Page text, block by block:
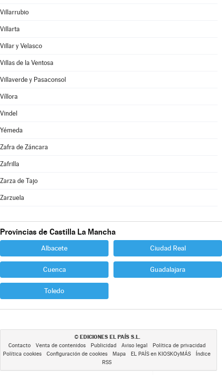
Villarrubio
Villarta
Villar y Velasco
Villas de la Ventosa
Villaverde y Pasaconsol
Víllora
Vindel
Yémeda
Zafra de Záncara
Zafrilla
Zarza de Tajo
Zarzuela
Provincias de Castilla La Mancha
Albacete Ciudad Real
Cuenca Guadalajara
Toledo
© EDICIONES EL PAÍS S.L.
Contacto Venta de contenidos Publicidad Aviso legal
Política de privacidad
Política cookies
Configuración de cookies Mapa EL PAÍS en KIOSKOyMÁS
Índice
RSS